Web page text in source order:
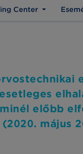
Center
előbb
május